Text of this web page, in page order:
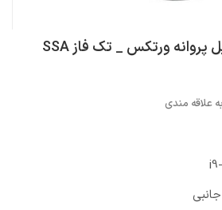
پمپ لجن کش استیل پروانه ورتکس _ تک فاز SSA
علاقه مندی